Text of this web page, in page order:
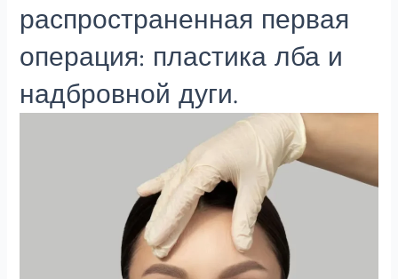
распространенная первая
операция: пластика лба и
надбровной дуги.